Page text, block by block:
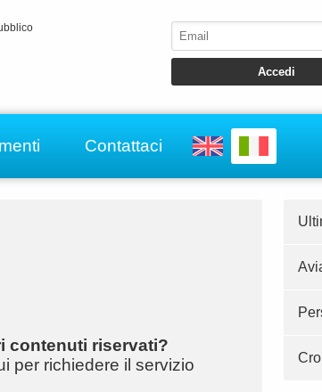
Contattaci
contenuti riservati?
per richiedere il servizio